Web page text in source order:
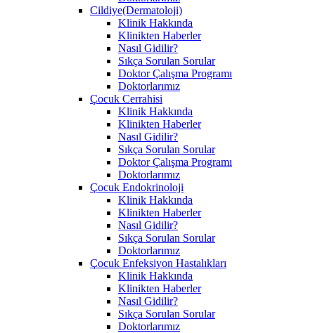
Cildiye(Dermatoloji)
Klinik Hakkında
Klinikten Haberler
Nasıl Gidilir?
Sıkça Sorulan Sorular
Doktor Çalışma Programı
Doktorlarımız
Çocuk Cerrahisi
Klinik Hakkında
Klinikten Haberler
Nasıl Gidilir?
Sıkça Sorulan Sorular
Doktor Çalışma Programı
Doktorlarımız
Çocuk Endokrinoloji
Klinik Hakkında
Klinikten Haberler
Nasıl Gidilir?
Sıkça Sorulan Sorular
Doktorlarımız
Çocuk Enfeksiyon Hastalıkları
Klinik Hakkında
Klinikten Haberler
Nasıl Gidilir?
Sıkça Sorulan Sorular
Doktorlarımız